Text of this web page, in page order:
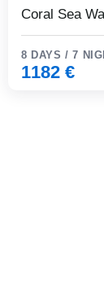
8 DAYS / 7
1182 €